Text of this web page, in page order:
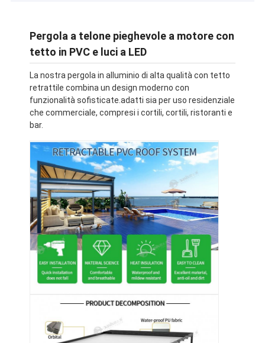
Pergola a telone pieghevole a motore con
tetto in PVC e luci a LED
La nostra pergola in alluminio di alta qualità con tetto
retrattile combina un design moderno con
funzionalità sofisticate.adatti sia per uso residenziale
che commerciale, compresi i cortili, cortili, ristoranti e
bar.